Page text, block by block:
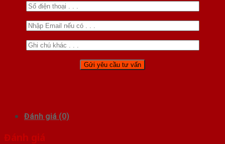
Đánh giá (0)
Đánh giá